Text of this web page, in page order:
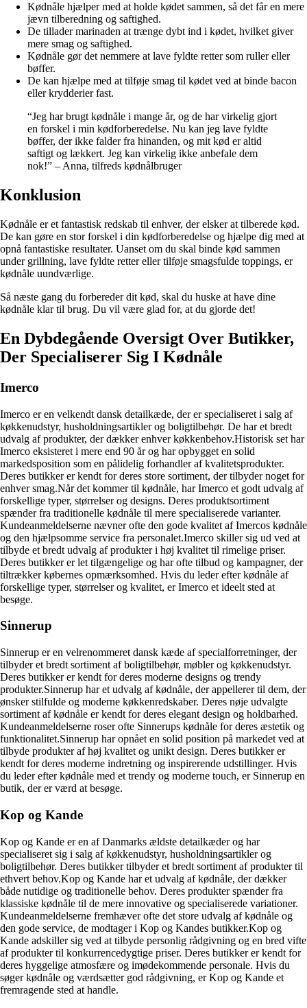
Kødnåle hjælper med at holde kødet sammen, så det får en mere
jævn tilberedning og saftighed.
De tillader marinaden at trænge dybt ind i kødet, hvilket giver
mere smag og saftighed.
Kødnåle gør det nemmere at lave fyldte retter som ruller eller
bøffer.
De kan hjælpe med at tilføje smag til kødet ved at binde bacon
eller krydderier fast.
“Jeg har brugt kødnåle i mange år, og de har virkelig gjort
en forskel i min kødforberedelse. Nu kan jeg lave fyldte
bøffer, der ikke falder fra hinanden, og mit kød er altid
saftigt og lækkert. Jeg kan virkelig ikke anbefale dem
nok!” – Anna, tilfreds kødnålbruger
Konklusion
Kødnåle er et fantastisk redskab til enhver, der elsker at tilberede kød.
De kan gøre en stor forskel i din kødforberedelse og hjælpe dig med at
opnå fantastiske resultater. Uanset om du skal binde kød sammen
under grillning, lave fyldte retter eller tilføje smagsfulde toppings, er
kødnåle uundværlige.
Så næste gang du forbereder dit kød, skal du huske at have dine
kødnåle klar til brug. Du vil være glad for, at du gjorde det!
En Dybdegående Oversigt Over Butikker,
Der Specialiserer Sig I Kødnåle
Imerco
Imerco er en velkendt dansk detailkæde, der er specialiseret i salg af
køkkenudstyr, husholdningsartikler og boligtilbehør. De har et bredt
udvalg af produkter, der dækker enhver køkkenbehov.Historisk set har
Imerco eksisteret i mere end 90 år og har opbygget en solid
markedsposition som en pålidelig forhandler af kvalitetsprodukter.
Deres butikker er kendt for deres store sortiment, der tilbyder noget for
enhver smag.Når det kommer til kødnåle, har Imerco et godt udvalg af
forskellige typer, størrelser og designs. Deres produktsortiment
spænder fra traditionelle kødnåle til mere specialiserede varianter.
Kundeanmeldelserne nævner ofte den gode kvalitet af Imercos kødnåle
og den hjælpsomme service fra personalet.Imerco skiller sig ud ved at
tilbyde et bredt udvalg af produkter i høj kvalitet til rimelige priser.
Deres butikker er let tilgængelige og har ofte tilbud og kampagner, der
tiltrækker købernes opmærksomhed. Hvis du leder efter kødnåle af
forskellige typer, størrelser og kvalitet, er Imerco et ideelt sted at
besøge.
Sinnerup
Sinnerup er en velrenommeret dansk kæde af specialforretninger, der
tilbyder et bredt sortiment af boligtilbehør, møbler og køkkenudstyr.
Deres butikker er kendt for deres moderne designs og trendy
produkter.Sinnerup har et udvalg af kødnåle, der appellerer til dem, der
ønsker stilfulde og moderne køkkenredskaber. Deres nøje udvalgte
sortiment af kødnåle er kendt for deres elegant design og holdbarhed.
Kundeanmeldelserne roser ofte Sinnerups kødnåle for deres æstetik og
funktionalitet.Sinnerup har opnået en solid position på markedet ved at
tilbyde produkter af høj kvalitet og unikt design. Deres butikker er
kendt for deres moderne indretning og inspirerende udstillinger. Hvis
du leder efter kødnåle med et trendy og moderne touch, er Sinnerup en
butik, der er værd at besøge.
Kop og Kande
Kop og Kande er en af Danmarks ældste detailkæder og har
specialiseret sig i salg af køkkenudstyr, husholdningsartikler og
boligtilbehør. Deres butikker tilbyder et bredt sortiment af produkter til
ethvert behov.Kop og Kande har et udvalg af kødnåle, der dækker
både nutidige og traditionelle behov. Deres produkter spænder fra
klassiske kødnåle til de mere innovative og specialiserede variationer.
Kundeanmeldelserne fremhæver ofte det store udvalg af kødnåle og
den gode service, de modtager i Kop og Kandes butikker.Kop og
Kande adskiller sig ved at tilbyde personlig rådgivning og en bred vifte
af produkter til konkurrencedygtige priser. Deres butikker er kendt for
deres hyggelige atmosfære og imødekommende personale. Hvis du
søger kødnåle og værdsætter god rådgivning, er Kop og Kande et
fremragende sted at handle.